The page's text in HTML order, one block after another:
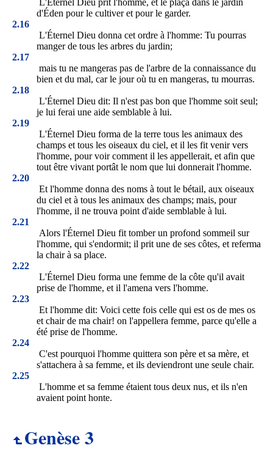
d'Éden pour le cultiver et pour le garder.
2.16
L'Éternel Dieu donna cet ordre à l'homme: Tu pourras
manger de tous les arbres du jardin;
2.17
mais tu ne mangeras pas de l'arbre de la connaissance du
bien et du mal, car le jour où tu en mangeras, tu mourras.
2.18
L'Éternel Dieu dit: Il n'est pas bon que l'homme soit seul;
je lui ferai une aide semblable à lui.
2.19
L'Éternel Dieu forma de la terre tous les animaux des
champs et tous les oiseaux du ciel, et il les fit venir vers
l'homme, pour voir comment il les appellerait, et afin que
tout être vivant portât le nom que lui donnerait l'homme.
2.20
Et l'homme donna des noms à tout le bétail, aux oiseaux
du ciel et à tous les animaux des champs; mais, pour
l'homme, il ne trouva point d'aide semblable à lui.
2.21
Alors l'Éternel Dieu fit tomber un profond sommeil sur
l'homme, qui s'endormit; il prit une de ses côtes, et referma
la chair à sa place.
2.22
L'Éternel Dieu forma une femme de la côte qu'il avait
prise de l'homme, et il l'amena vers l'homme.
2.23
Et l'homme dit: Voici cette fois celle qui est os de mes os
et chair de ma chair! on l'appellera femme, parce qu'elle a
été prise de l'homme.
2.24
C'est pourquoi l'homme quittera son père et sa mère, et
s'attachera à sa femme, et ils deviendront une seule chair.
2.25
L'homme et sa femme étaient tous deux nus, et ils n'en
avaient point honte.
Genèse 3